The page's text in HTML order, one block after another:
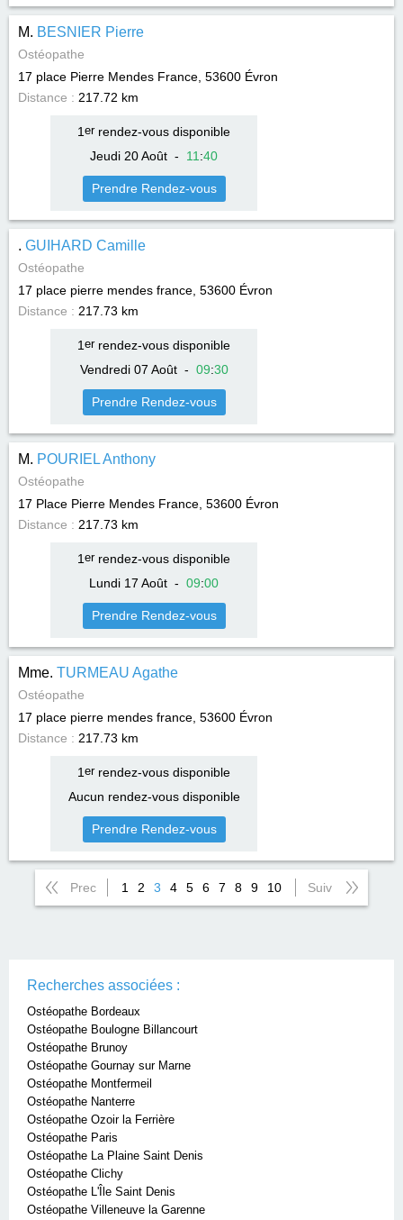
M. BESNIER Pierre
Ostéopathe
17 place Pierre Mendes France, 53600 Évron
Distance : 217.72 km
1 errendez-vous disponible
Jeudi 20 Août - 11 :40
Prendre Rendez-vous
. GUIHARD Camille
Ostéopathe
17 place pierre mendes france, 53600 Évron
Distance : 217.73 km
1 errendez-vous disponible
Vendredi 07 Août- 09:30
Prendre Rendez-vous
M. POURIEL Anthony
Ostéopathe
17 Place Pierre Mendes France, 53600 Évron
Distance : 217.73 km
1 errendez-vous disponible
Lundi 17 Août - 09:00
Prendre Rendez-vous
Mme. TURMEAU Agathe
Ostéopathe
17 place pierre mendes france, 53600 Évron
Distance : 217.73 km
1 errendez-vous disponible
Aucun rendez-vous disponible
Prendre Rendez-vous
Prec 1 2 3 4 5 6 7 8 9 10 Suiv
Recherches associées :
Ostéopathe Bordeaux
Ostéopathe Boulogne Billancourt
Ostéopathe Brunoy
Ostéopathe Gournay sur Marne
Ostéopathe Montfermeil
Ostéopathe Nanterre
Ostéopathe Ozoir la Ferrière
Ostéopathe Paris
Ostéopathe La Plaine Saint Denis
Ostéopathe Clichy
Ostéopathe L'Île Saint Denis
Ostéopathe Villeneuve la Garenne